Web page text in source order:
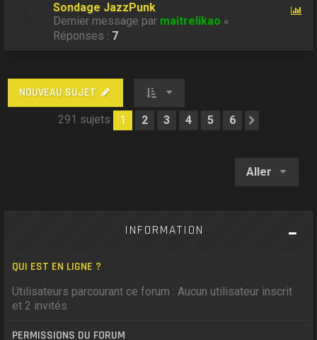
Sondage JazzPunk
Dernier message par maitrelikao «
Réponses : 7
NOUVEAU SUJET
291 sujets 1 2 3 4 5 6
Aller
INFORMATION
QUI EST EN LIGNE ?
Utilisateurs parcourant ce forum : Aucun utilisateur inscrit
et 2 invités
PERMISSIONS DU FORUM